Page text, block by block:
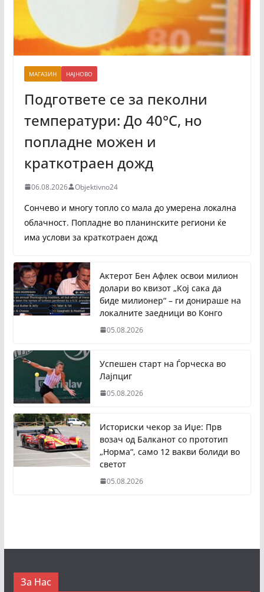
МАГАЗИН НАЈНОВО
Подгответе се за пеколни
температури: До 40°C, но
попладне можен и
краткотраен дожд
06.08.2026 Objektivno24
Сончево и многу топло со мала до умерена локална
облачност. Попладне во планинските региони ќе
има услови за краткотраен дожд
Актерот Бен Афлек освои милион
долари во квизот „Кој сака да
биде милионер“ – ги донираше на
локалните заедници во Конго
05.08.2026
Успешен старт на Ѓорческа во
Лајпциг
05.08.2026
Историски чекор за Иџе: Прв
возач од Балканот со прототип
„Норма“, само 12 вакви болиди во
светот
05.08.2026
За Нас